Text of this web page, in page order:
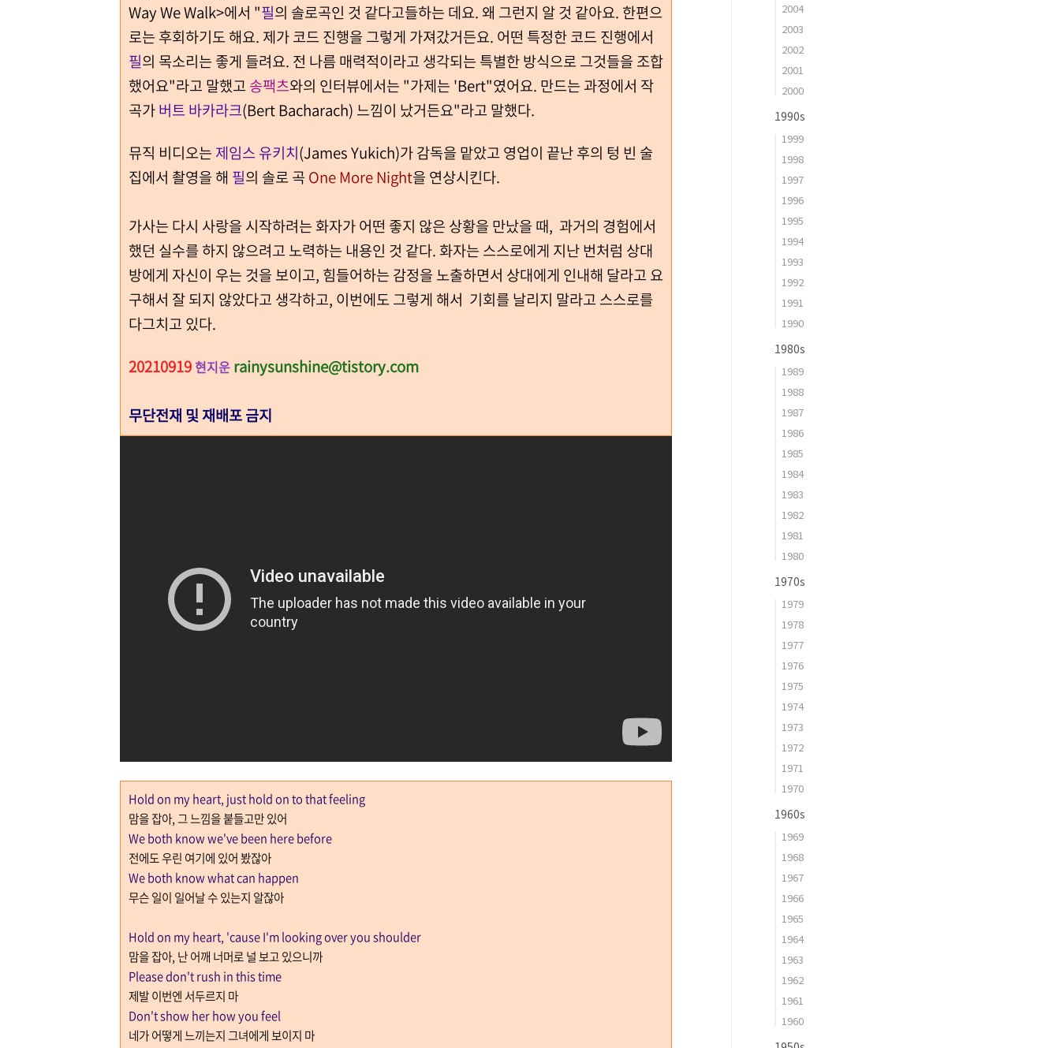
Way We Walk>에서 "필의 솔로곡인 것 같다고들하는 데요. 왜 그런지 알 것 같아요. 한편으
로는 후회하기도 해요. 제가 코드 진행을 그렇게 가져갔거든요. 어떤 특정한 코드 진행에서
필의 목소리는 좋게 들려요. 전 나름 매력적이라고 생각되는 특별한 방식으로 그것들을 조합
했어요"라고 말했고 송팩츠와의 인터뷰에서는 "가제는 'Bert"였어요. 만드는 과정에서 작
곡가버트 바카라크(Bert Bacharach) 느낌이 났거든요"라고 말했다.
뮤직 비디오는 제임스 유키치(James Yukich)가 감독을 맡았고 영업이 끝난 후의 텅 빈 술
집에서 촬영을 해 필의 솔로 곡 One More Night을 연상시킨다.
가사는 다시 사랑을 시작하려는 화자가 어떤 좋지 않은 상황을 만났을 때, 과거의 경험에서
했던 실수를 하지 않으려고 노력하는 내용인 것 같다. 화자는 스스로에게 지난 번처럼 상대
방에게 자신이 우는 것을 보이고, 힘들어하는 감정을 노출하면서 상대에게 인내해 달라고 요
구해서 잘 되지 않았다고 생각하고, 이번에도 그렇게 해서 기회를 날리지 말라고 스스로를
다그치고 있다.
20210919 현지운 rainysunshine@tistory.com
무단전재 및 재배포 금지
Hold on my heart, just hold on to that feeling
맘을 잡아,그 느낌을 붙들고만 있어
We both know we've been here before
전에도 우린 여기에 있어 봤잖아
We both know what can happen
무슨 일이 일어날 수 있는지 알잖아
Hold on my heart, 'cause I'm looking over you shoulder
맘을 잡아, 난 어깨 너머로 널 보고 있으니까
Please don't rush in this time
제발 이번엔 서두르지 마
Don't show her how you feel
네가 어떻게 느끼는지 그녀에게 보이지 마
2004
2003
2002
2001
2000
1990s
1999
1998
1997
1996
1995
1994
1993
1992
1991
1990
1980s
1989
1988
1987
1986
1985
1984
1983
1982
1981
1980
1970s
1979
1978
1977
1976
1975
1974
1973
1972
1971
1970
1960s
1969
1968
1967
1966
1965
1964
1963
1962
1961
1960